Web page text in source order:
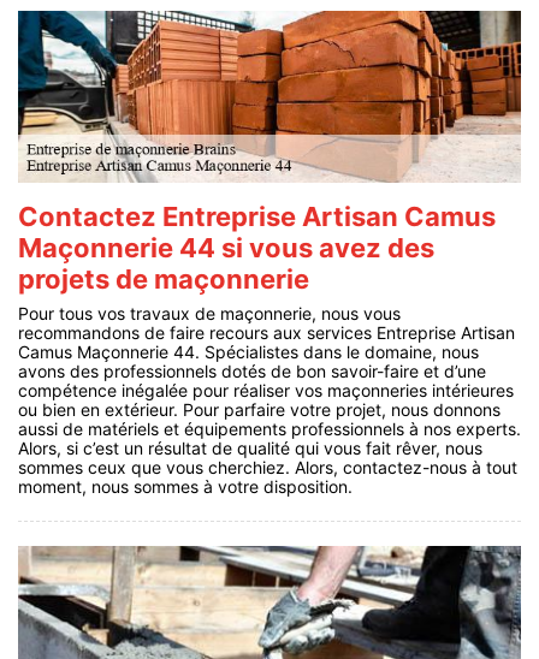
Contactez Entreprise Artisan Camus
Maçonnerie 44 si vous avez des
projets de maçonnerie
Pour tous vos travaux de maçonnerie, nous vous
recommandons de faire recours aux services Entreprise Artisan
Camus Maçonnerie 44. Spécialistes dans le domaine, nous
avons des professionnels dotés de bon savoir-faire et d’une
compétence inégalée pour réaliser vos maçonneries intérieures
ou bien en extérieur. Pour parfaire votre projet, nous donnons
aussi de matériels et équipements professionnels à nos experts.
Alors, si c’est un résultat de qualité qui vous fait rêver, nous
sommes ceux que vous cherchiez. Alors, contactez-nous à tout
moment, nous sommes à votre disposition.